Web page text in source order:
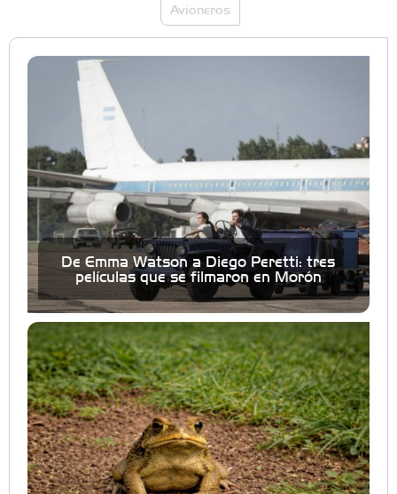
Avioneros
De Emma Watson a Diego Peretti: tres
películas que se filmaron en Morón